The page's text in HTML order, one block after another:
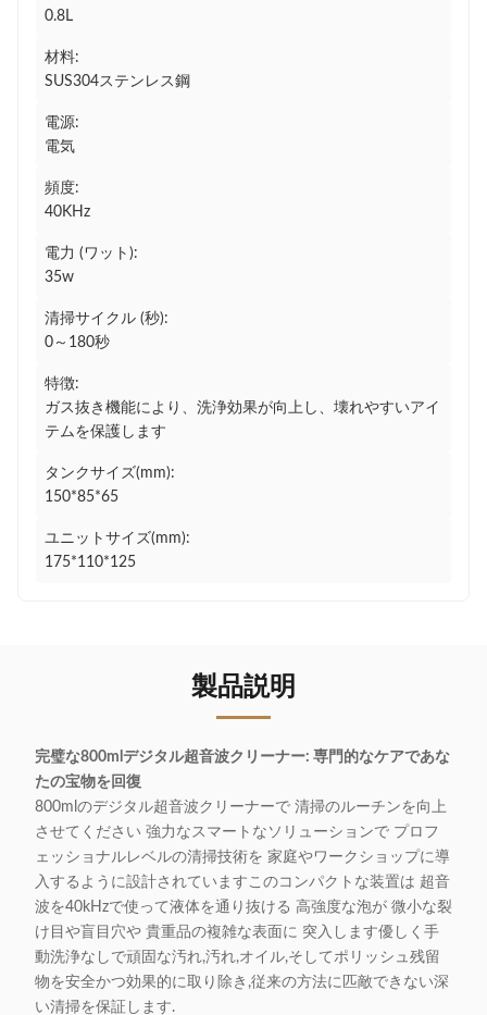
0.8L
材料:
SUS304ステンレス鋼
電源:
電気
頻度:
40KHz
電力 (ワット):
35w
清掃サイクル (秒):
0～180秒
特徴:
ガス抜き機能により、洗浄効果が向上し、壊れやすいアイ
テムを保護します
タンクサイズ(mm):
150*85*65
ユニットサイズ(mm):
175*110*125
製品説明
完璧な800mlデジタル超音波クリーナー: 専門的なケアであな
たの宝物を回復
800mlのデジタル超音波クリーナーで 清掃のルーチンを向上
させてください 強力なスマートなソリューションで プロフ
ェッショナルレベルの清掃技術を 家庭やワークショップに導
入するように設計されていますこのコンパクトな装置は 超音
波を40kHzで使って液体を通り抜ける 高強度な泡が 微小な裂
け目や盲目穴や 貴重品の複雑な表面に 突入します優しく手
動洗浄なしで頑固な汚れ,汚れ,オイル,そしてポリッシュ残留
物を安全かつ効果的に取り除き,従来の方法に匹敵できない深
い清掃を保証します.